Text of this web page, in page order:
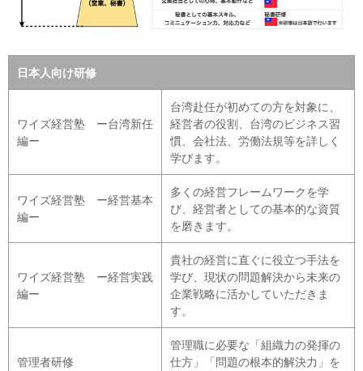
日本人向け研修
ワイズ経営塾 ー台湾新任
編ー
台湾赴任が初めての方を対象に、
経営者の役割、台湾のビジネス習
慣、会社法、労働法規等を詳しく
学びます。
ワイズ経営塾 ー経営基本
編ー
多くの経営フレームワークを学
び、経営者としての基本的な資質
を磨きます。
ワイズ経営塾 ー経営実践
編ー
貴社の経営に直ぐに役立つ手法を
学び、現状の問題解決から未来の
企業戦略に活かしていただきま
す。
管理者研修
管理職に必要な「組織力の発揮の
仕方」「問題の根本的解決力」を